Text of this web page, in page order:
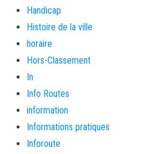
Handicap
Histoire de la ville
horaire
Hors-Classement
In
Info Routes
information
Informations pratiques
Inforoute